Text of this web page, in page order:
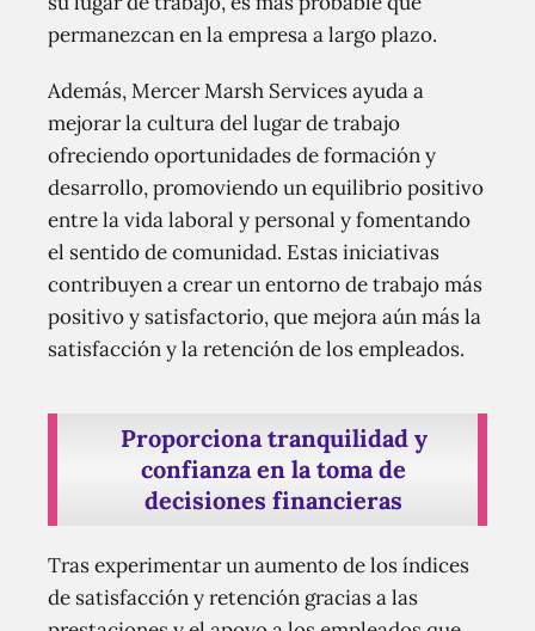
permanezcan en la empresa a largo plazo.
Además, Mercer Marsh Services ayuda a
mejorar la cultura del lugar de trabajo
ofreciendo oportunidades de formación y
desarrollo, promoviendo un equilibrio positivo
entre la vida laboral y personal y fomentando
el sentido de comunidad. Estas iniciativas
contribuyen a crear un entorno de trabajo más
positivo y satisfactorio, que mejora aún más la
satisfacción y la retención de los empleados.
Proporciona tranquilidad y
confianza en la toma de
decisiones financieras
Tras experimentar un aumento de los índices
de satisfacción y retención gracias a las